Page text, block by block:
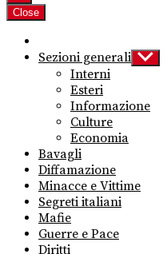
Close
Sezioni generali Show
sub
Interni
Esteri
Informazione
Culture
Economia
Bavagli
Diffamazione
Minacce e Vittime
Segreti italiani
Mafie
Guerre e Pace
Diritti